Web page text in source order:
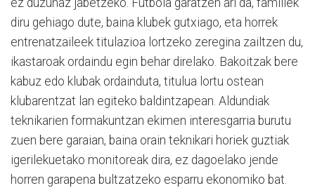
diru gehiago dute, baina klubek gutxiago, eta horrek
entrenatzaileek titulazioa lortzeko zeregina zailtzen du,
ikastaroak ordaindu egin behar direlako. Bakoitzak bere
kabuz edo klubak ordainduta, titulua lortu ostean
klubarentzat lan egiteko baldintzapean. Aldundiak
teknikarien formakuntzan ekimen interesgarria burutu
zuen bere garaian, baina orain teknikari horiek guztiak
igerilekuetako monitoreak dira, ez dagoelako jende
horren garapena bultzatzeko esparru ekonomiko bat.